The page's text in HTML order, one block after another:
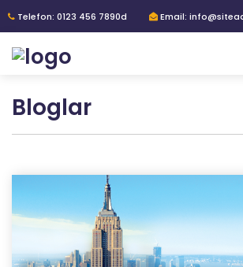
Telefon: 0123 456 7890d Email:
Bloglar